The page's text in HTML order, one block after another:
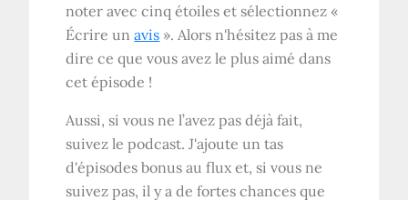
noter avec cinq étoiles et sélectionnez «
Écrire unavis ». Alors n'hésitez pas à me
dire ce que vous avez le plus aimé dans
cet épisode !
Aussi, si vous ne l’avez pas déjà fait,
suivez le podcast. J'ajoute un tas
d'épisodes bonus au flux et, si vous ne
suivez pas, il y a de fortes chances que